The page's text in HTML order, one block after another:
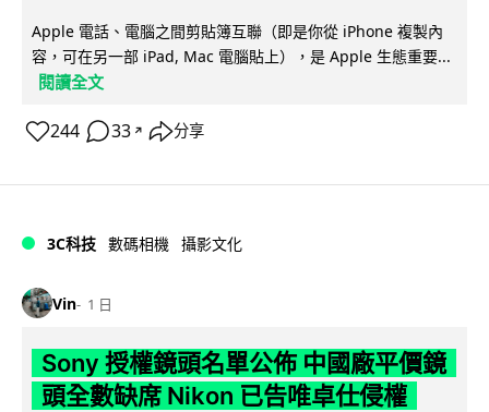
Apple 電話、電腦之間剪貼簿互聯（即是你從 iPhone 複製內
容，可在另一部 iPad, Mac 電腦貼上），是 Apple 生態重要...
閱讀全文
244 33 ↗ 分享
3C科技 數碼相機 攝影文化
Vin 1 日
Sony 授權鏡頭名單公佈 中國廠平價鏡
頭全數缺席 Nikon 已告唯卓仕侵權